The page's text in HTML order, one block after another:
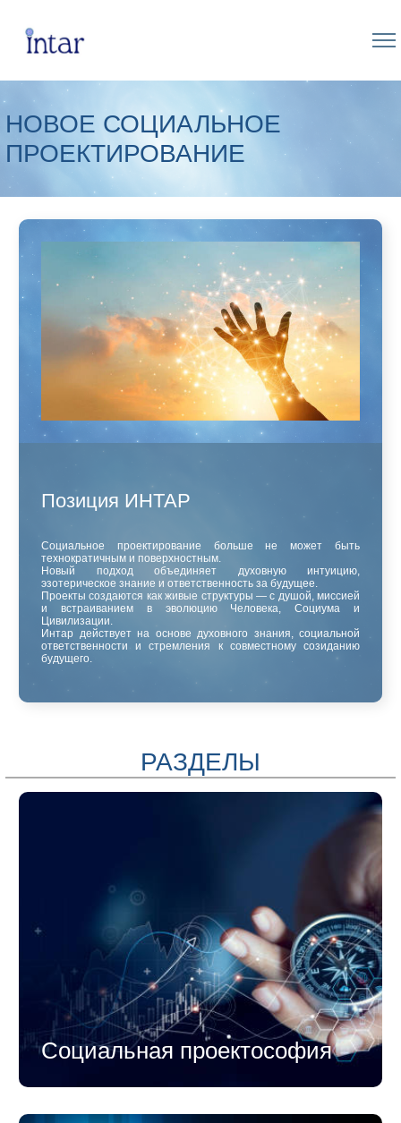
НОВОЕ СОЦИАЛЬНОЕ
ПРОЕКТИРОВАНИЕ
Позиция ИНТАР
Социальное проектирование больше не может быть
технократичным и поверхностным.
Новый подход объединяет духовную интуицию,
эзотерическое знание и ответственность за будущее.
Проекты создаются как живые структуры — с душой, миссией
и встраиванием в эволюцию Человека, Социума и
Цивилизации.
Интар действует на основе духовного знания, социальной
ответственности и стремления к совместному созиданию
будущего.
РАЗДЕЛЫ
Социальная проектософия